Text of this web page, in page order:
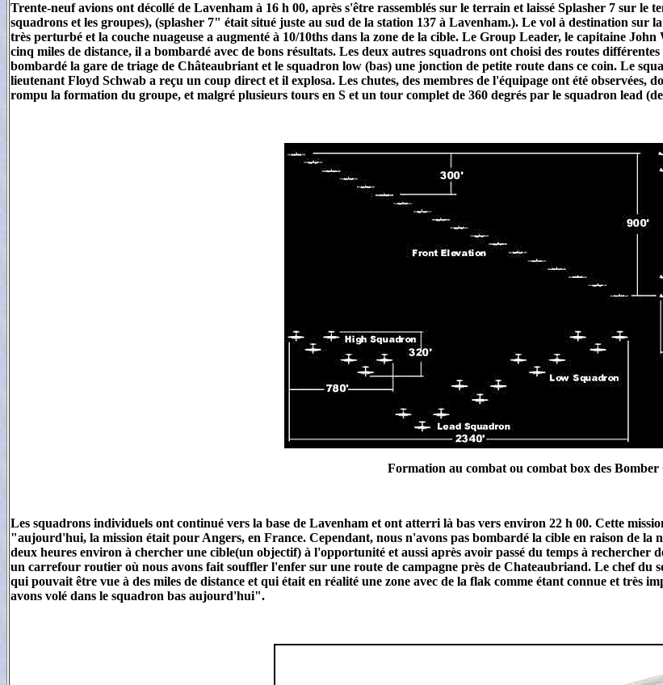
Trente-neuf avions ont décollé de Lavenham à 16 h 00, après s'être rassemblés sur le terrain et laissé Splasher 7 sur le
squadrons et les groupes), (splasher 7" était situé juste au sud de la station 137 à Lavenham.). Le vol à destination sur
très perturbé et la couche nuageuse a augmenté à 10/10ths dans la zone de la cible. Le Group Leader, le capitaine
cinq miles de distance, il a bombardé avec de bons résultats. Les deux autres squadrons ont choisi des routes
bombardé la gare de triage de Châteaubriant et le squadron low (bas) une jonction de petite route dans ce coin. Le
lieutenant Floyd Schwab a reçu un coup direct et il explosa. Les chutes, des membres de l'équipage ont été
rompu la formation du groupe, et malgré plusieurs tours en S et un tour complet de 360 degrés par le squadron lead
Formation au combat ou combat box des
Les squadrons individuels ont continué vers la base de Lavenham et ont atterri là bas vers environ 22 h 00. Cette
"aujourd'hui, la mission était pour Angers, en France. Cependant, nous n'avons pas bombardé la cible en raison de la
deux heures environ à chercher une cible(un objectif) à l'opportunité et aussi après avoir passé du temps à rechercher
un carrefour routier où nous avons fait souffler l'enfer sur une route de campagne près de Chateaubriand. Le chef du
qui pouvait être vue à des miles de distance et qui était en réalité une zone avec de la flak comme étant connue et très
avons volé dans le squadron bas aujourd'hui".